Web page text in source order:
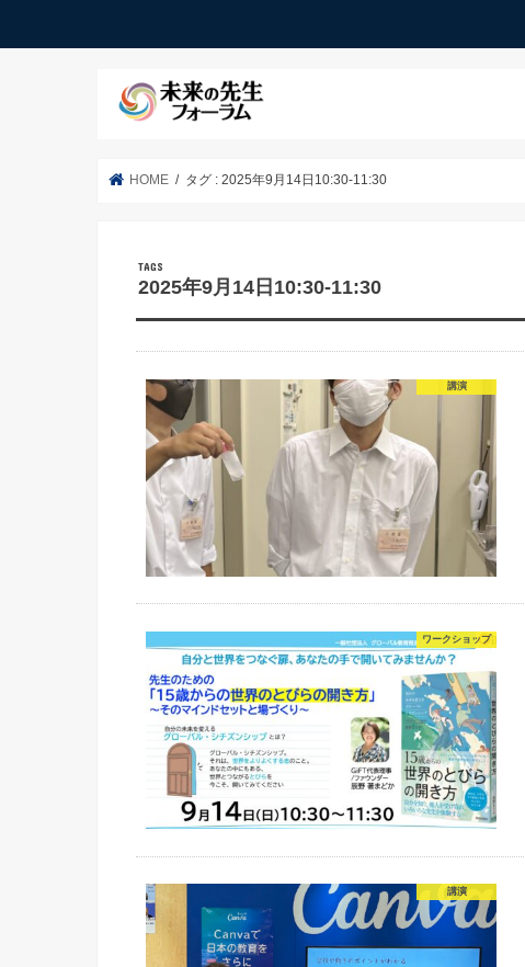
HOME タグ : 2025年9月14日10:30-11:30
2025年9月14日10:30-11:30
講演
ワークショップ
講演